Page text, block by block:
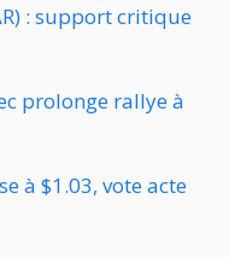
: support critique
prolonge rallye à
à $1.03, vote acte